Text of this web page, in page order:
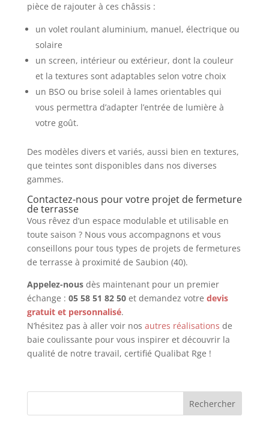
pièce de rajouter à ces châssis :
un volet roulant aluminium, manuel, électrique ou
solaire
un screen, intérieur ou extérieur, dont la couleur
et la textures sont adaptables selon votre choix
un BSO ou brise soleil à lames orientables qui
vous permettra d’adapter l’entrée de lumière à
votre goût.
Des modèles divers et variés, aussi bien en textures,
que teintes sont disponibles dans nos diverses
gammes.
Contactez-nous pour votre projet de fermeture
de terrasse
Vous rêvez d’un espace modulable et utilisable en
toute saison ? Nous vous accompagnons et vous
conseillons pour tous types de projets de fermetures
de terrasse à proximité de Saubion (40).
Appelez-nousdès maintenant pour un premier
échange : 05 58 51 82 50et demandez votre devis
gratuit et personnalisé.
N’hésitez pas à aller voir nos autres réalisations de
baie coulissante pour vous inspirer et découvrir la
qualité de notre travail, certifié Qualibat Rge !
Rechercher